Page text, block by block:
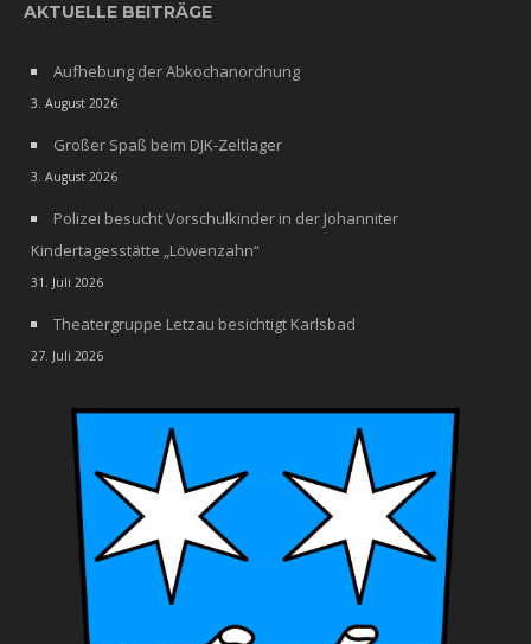
AKTUELLE BEITRÄGE
Aufhebung der Abkochanordnung
3. August 2026
Großer Spaß beim DJK-Zeltlager
3. August 2026
Polizei besucht Vorschulkinder in der Johanniter
Kindertagesstätte „Löwenzahn“
31. Juli 2026
Theatergruppe Letzau besichtigt Karlsbad
27. Juli 2026